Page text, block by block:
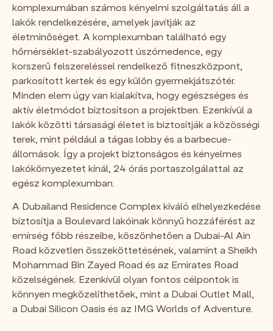
komplexumában számos kényelmi szolgáltatás áll a
lakók rendelkezésére, amelyek javítják az
életminőséget. A komplexumban található egy
hőmérséklet-szabályozott úszómedence, egy
korszerű felszereléssel rendelkező fitneszközpont,
parkosított kertek és egy külön gyermekjátszótér.
Minden elem úgy van kialakítva, hogy egészséges és
aktív életmódot biztosítson a projektben. Ezenkívül a
lakók közötti társasági életet is biztosítják a közösségi
terek, mint például a tágas lobby és a barbecue-
állomások. Így a projekt biztonságos és kényelmes
lakókörnyezetet kínál, 24 órás portaszolgálattal az
egész komplexumban.
A Dubailand Residence Complex kiváló elhelyezkedése
biztosítja a Boulevard lakóinak könnyű hozzáférést az
emírség főbb részeibe, köszönhetően a Dubai-Al Ain
Road közvetlen összeköttetésének, valamint a Sheikh
Mohammad Bin Zayed Road és az Emirates Road
közelségének. Ezenkívül olyan fontos célpontok is
könnyen megközelíthetőek, mint a Dubai Outlet Mall,
a Dubai Silicon Oasis és az IMG Worlds of Adventure.